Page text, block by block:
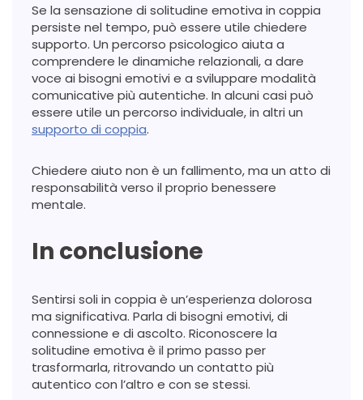
Se la sensazione di solitudine emotiva in coppia
persiste nel tempo, può essere utile chiedere
supporto. Un percorso psicologico aiuta a
comprendere le dinamiche relazionali, a dare
voce ai bisogni emotivi e a sviluppare modalità
comunicative più autentiche. In alcuni casi può
essere utile un percorso individuale, in altri un
supporto di coppia.
Chiedere aiuto non è un fallimento, ma un atto di
responsabilità verso il proprio benessere
mentale.
In conclusione
Sentirsi soli in coppia è un’esperienza dolorosa
ma significativa. Parla di bisogni emotivi, di
connessione e di ascolto. Riconoscere la
solitudine emotiva è il primo passo per
trasformarla, ritrovando un contatto più
autentico con l’altro e con se stessi.